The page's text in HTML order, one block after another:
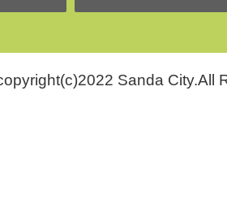
Sanda City.All